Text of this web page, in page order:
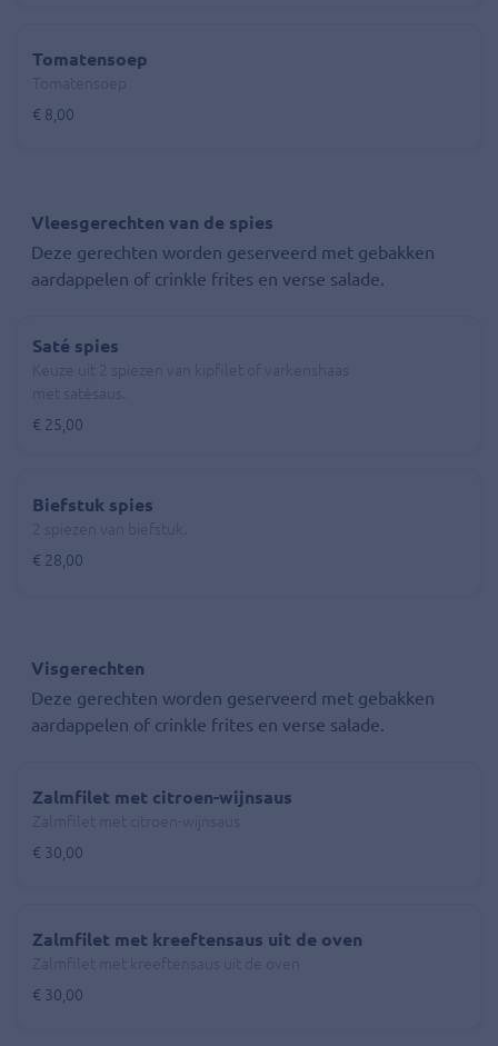
Tomatensoep
€ 8,00
Vleesgerechten van de spies
Deze gerechten worden geserveerd met gebakken
aardappelen of crinkle frites en verse salade.
Saté spies
€ 25,00
Biefstuk spies
€ 28,00
Visgerechten
Deze gerechten worden geserveerd met gebakken
aardappelen of crinkle frites en verse salade.
Zalmfilet met citroen-wijnsaus
€ 30,00
Zalmfilet met kreeftensaus uit de oven
€ 30,00